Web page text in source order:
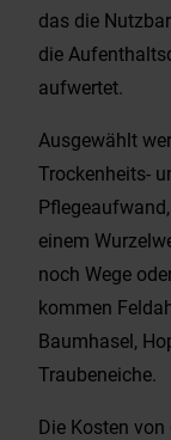
das die
die
aufwertet.
Ausgewählt
Trockenheits-
einem
noch Wege
kommen
Baumhasel,
Traubeneiche.
Die Kosten